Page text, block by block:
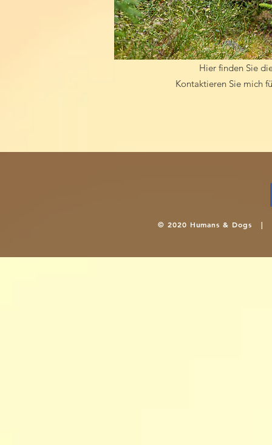
Hier finden Sie
Kontaktieren Sie mich
© 2020 Humans & Dogs